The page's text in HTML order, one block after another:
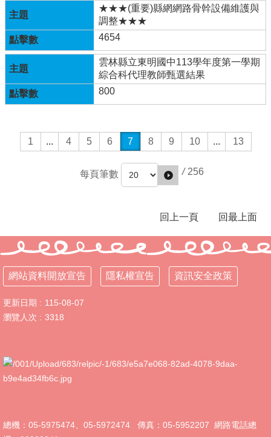
法
學
生
學
習
區
教
職
系
統
防
疫
訊
網
★★★(重要)縣網網路骨幹設備維護與
調整★★★
4654
雲林縣立東明國中113學年度第一學期
綜合科代理教師甄選結果
800
1 ... 4 5 6 7 8 9 10 ... 13
每頁筆數 / 256
回上一頁 回最上面
網站資料開放宣告 隱私權宣告 資訊安全政策
更新日期
115-08-07
瀏覽人次
3318
總機：05-5975474、05-5972474 傳真：05-5952207 網路電話總